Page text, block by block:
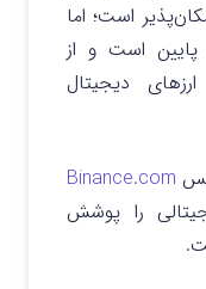
است؛ اما
پایین است و از
دیجیتال
Binance.com
را پوشش